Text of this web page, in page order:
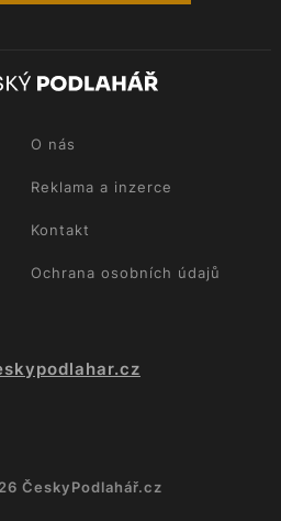
O nás
Reklama a inzerce
Kontakt
Ochrana osobních údajů
ČeskyPodlahář.cz